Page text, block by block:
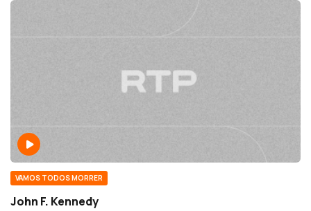
VAMOS TODOS MORRER
John F. Kennedy